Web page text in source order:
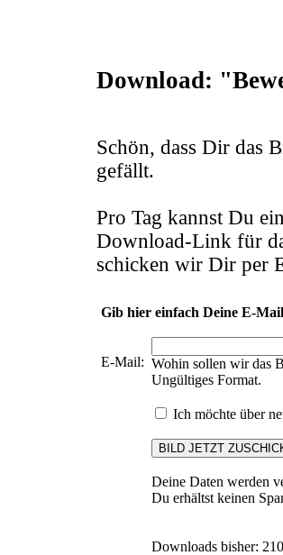
Download:
Schön, dass Dir das
gefällt.
Pro Tag kannst Du
Download-Link für
schicken wir Dir per
Gib hier einfach Deine E-
E-Mail: Wohin sollen wir das
Ungültiges Format.
Ich möchte über
Deine Daten werden
Du erhältst keinen
Downloads bisher: